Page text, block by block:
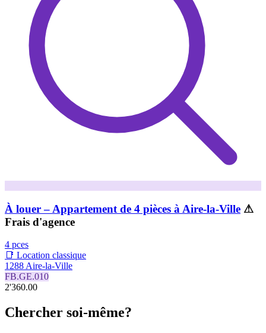
À louer – Appartement de 4 pièces à Aire-la-Ville ⚠
Frais d'agence
4 pces
📑 Location classique
1288 Aire-la-Ville
FB.GE.010
2'360.00
Chercher soi-même?